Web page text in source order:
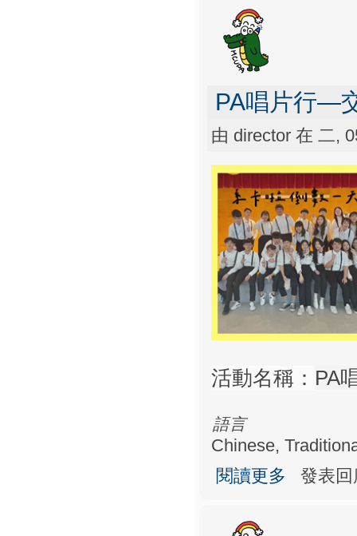
PA唱片行—
由 director在 二,
活動名稱： PA
語言
Chinese,
閱讀更多
關於PA唱片行
發表